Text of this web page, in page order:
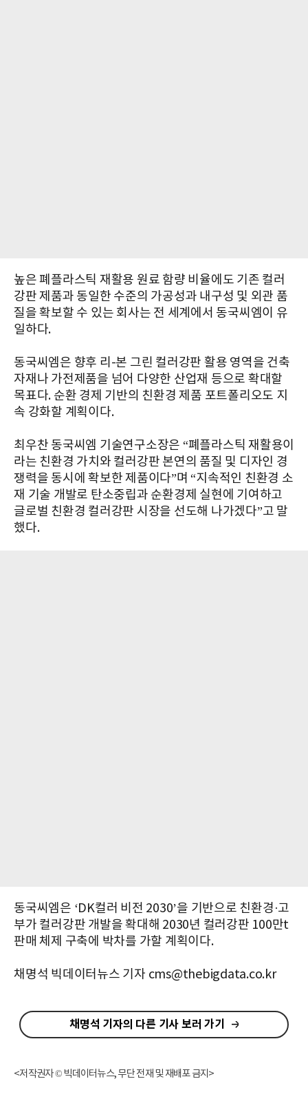
높은 폐플라스틱 재활용 원료 함량 비율에도 기존 컬러
강판 제품과 동일한 수준의 가공성과 내구성 및 외관 품
질을 확보할 수 있는 회사는 전 세계에서 동국씨엠이 유
일하다.
동국씨엠은 향후 리-본 그린 컬러강판 활용 영역을 건축
자재나 가전제품을 넘어 다양한 산업재 등으로 확대할
목표다. 순환 경제 기반의 친환경 제품 포트폴리오도 지
속 강화할 계획이다.
최우찬 동국씨엠 기술연구소장은 “폐플라스틱 재활용이
라는 친환경 가치와 컬러강판 본연의 품질 및 디자인 경
쟁력을 동시에 확보한 제품이다”며 “지속적인 친환경 소
재 기술 개발로 탄소중립과 순환경제 실현에 기여하고
글로벌 친환경 컬러강판 시장을 선도해 나가겠다”고 말
했다.
동국씨엠은 ‘DK컬러 비전 2030’을 기반으로 친환경·고
부가 컬러강판 개발을 확대해 2030년 컬러강판 100만t
판매 체제 구축에 박차를 가할 계획이다.
채명석 빅데이터뉴스 기자 cms@thebigdata.co.kr
채명석 기자의 다른 기사 보러 가기
<저작권자 © 빅데이터뉴스, 무단 전재 및 재배포 금지>